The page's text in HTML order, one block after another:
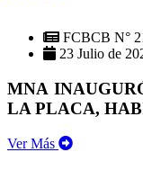
FCBCB N°
23 Julio de
MNA
LA PLACA,
Ver Más